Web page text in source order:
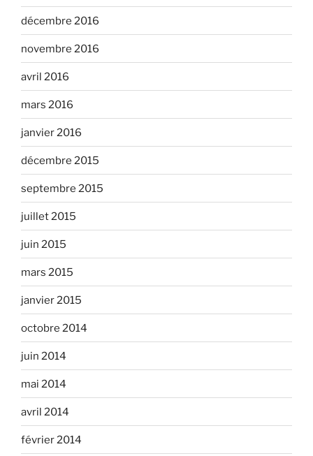
décembre 2016
novembre 2016
avril 2016
mars 2016
janvier 2016
décembre 2015
septembre 2015
juillet 2015
juin 2015
mars 2015
janvier 2015
octobre 2014
juin 2014
mai 2014
avril 2014
février 2014